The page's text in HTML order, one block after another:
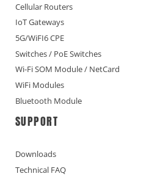
Cellular Routers
IoT Gateways
5G/WiFI6 CPE
Switches / PoE Switches
Wi-Fi SOM Module / NetCard
WiFi Modules
Bluetooth Module
SUPPORT
Downloads
Technical FAQ